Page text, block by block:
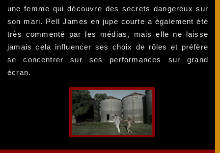
une femme qui découvre des secrets dangereux sur
son mari. Pell James en jupe courte a également été
très commenté par les médias, mais elle ne laisse
jamais cela influencer ses choix de rôles et préfère
se concentrer sur ses performances sur grand
écran.